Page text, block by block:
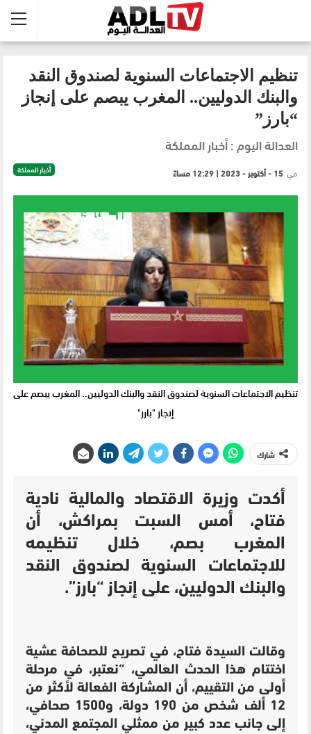
تنظيم الاجتماعات السنوية لصندوق النقد
والبنك الدوليين.. المغرب يبصم على إنجاز
“بارز”
العدالة اليوم : أخبار المملكة
أخبار المملكة في 15 - أكتوبر - 2023 | 12:29 مساءً
تنظيم الاجتماعات السنوية لصندوق النقد والبنك الدوليين.. المغرب يبصم على
إنجاز "بارز"
شارك
أكدت وزيرة الاقتصاد والمالية نادية
فتاح، أمس السبت بمراكش، أن
المغرب بصم، خلال تنظيمه
للاجتماعات السنوية لصندوق النقد
والبنك الدوليين، على إنجاز “بارز”.
وقالت السيدة فتاح، في تصريح للصحافة عشية
اختتام هذا الحدث العالمي، “نعتبر، في مرحلة
أولى من التقييم، أن المشاركة الفعالة لأكثر من
12 ألف شخص من 190 دولة، و1500 صحافي،
إلى جانب عدد كبير من ممثلي المجتمع المدني،